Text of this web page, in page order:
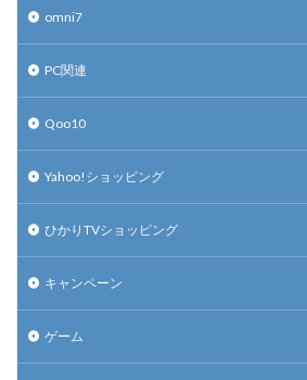
omni7
PC関連
Qoo10
Yahoo!ショッピング
ひかりTVショッピング
キャンペーン
ゲーム